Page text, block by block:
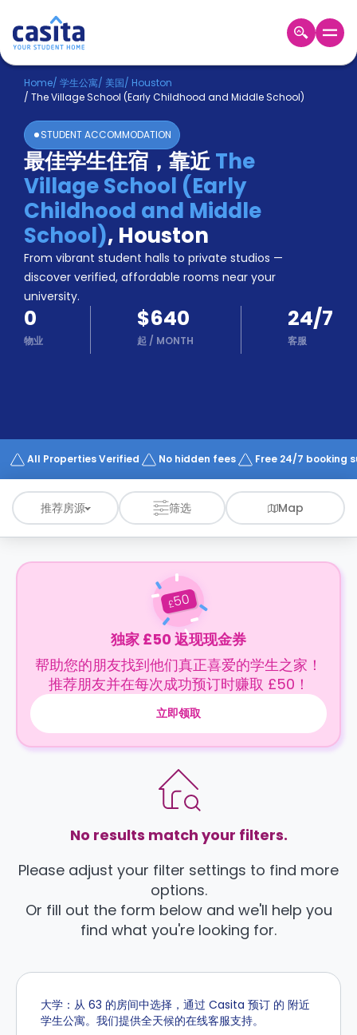
Home ZH USD
登
入
Booking
Accommodation
About
us
Blog
Refer
And
Earn
Become
A
Partner
Help
and
Phone
Works
Home/ 学生公寓/ 美国/ Houston
/ The Village School (Early Childhood and Middle School)
STUDENT ACCOMMODATION
最佳学生住宿，靠近The
Village School (Early
Childhood and Middle
School), Houston
From vibrant student halls to private studios —
discover verified, affordable rooms near your
university.
0
物业
$640
起 / MONTH
24/7
客服
All Properties Verified No hidden fees Free 24/7 booking
推荐房源 筛选 Map
£50
独家 £50 返现现金券
帮助您的朋友找到他们真正喜爱的学生之家！
推荐朋友并在每次成功预订时赚取 £50！
立即领取
No results match your filters.
Please adjust your filter settings to find more
options.
Or fill out the form below and we'll help you
find what you're looking for.
大学：从 63 的房间中选择，通过 Casita 预订 的 附近
学生公寓。我们提供全天候的在线客服支持。